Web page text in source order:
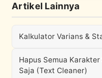
Artikel Lainnya
Kalkulator Varians &
Hapus Semua
Saja (Text Cleaner)